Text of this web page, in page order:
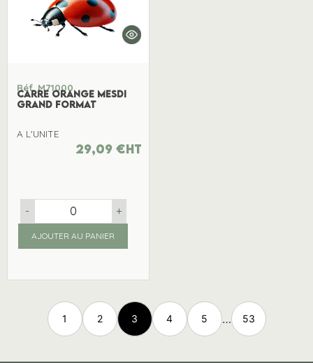
Réf. M71000
CARRE ORANGE MESDI
GRAND FORMAT
A L'UNITE
29,09€ht
- +
AJOUTER AU PANIER
1 2 3 4 5 … 53